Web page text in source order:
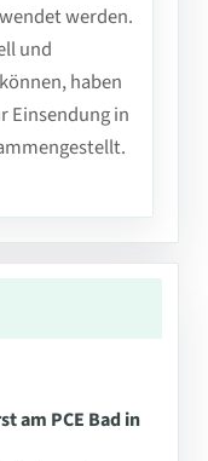
werden.
und
haben
Einsendung in
am PCE Bad in